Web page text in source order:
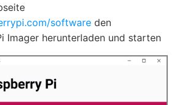
softwareden
Imager herunterladen und starten